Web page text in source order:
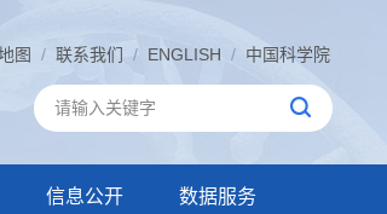
图 / 联系我们 / ENGLISH / 中国科学院
信息公开 数据服务